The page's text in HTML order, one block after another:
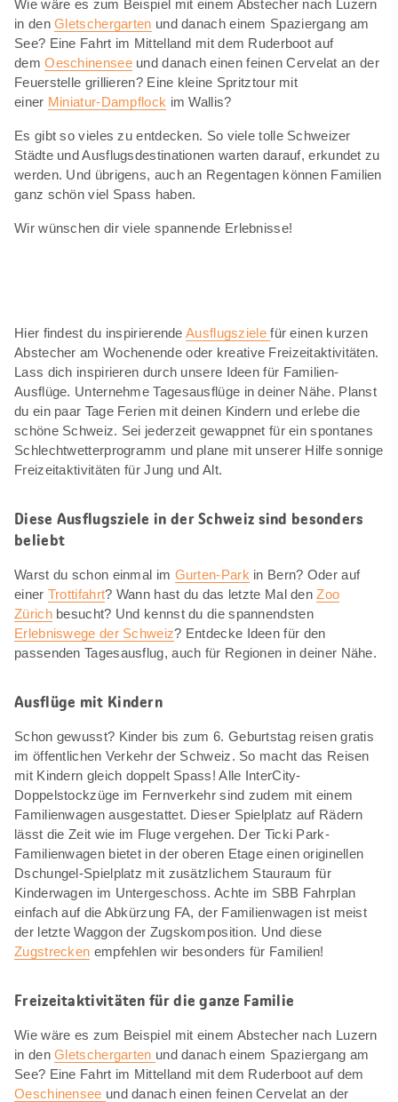
Wie wäre es zum Beispiel mit einem Abstecher nach Luzern
in denGletschergarten und danach einem Spaziergang am
See? Eine Fahrt im Mittelland mit dem Ruderboot auf
demOeschinenseeund danach einen feinen Cervelat an der
Feuerstelle grillieren? Eine kleine Spritztour mit
einer Miniatur-Dampflock im Wallis?
Es gibt so vieles zu entdecken. So viele tolle Schweizer
Städte und Ausflugsdestinationen warten darauf, erkundet zu
werden. Und übrigens, auch an Regentagen können Familien
ganz schön viel Spass haben.
Wir wünschen dir viele spannende Erlebnisse!
Hier findest du inspirierendeAusflugszielefür einen kurzen
Abstecher am Wochenende oder kreative Freizeitaktivitäten.
Lass dich inspirieren durch unsere Ideen für Familien-
Ausflüge. Unternehme Tagesausflüge in deiner Nähe. Planst
du ein paar Tage Ferien mit deinen Kindern und erlebe die
schöne Schweiz. Sei jederzeit gewappnet für ein spontanes
Schlechtwetterprogramm und plane mit unserer Hilfe sonnige
Freizeitaktivitäten für Jung und Alt.
Diese Ausflugsziele in der Schweiz sind besonders
beliebt
Warst du schon einmal im Gurten-Park in Bern? Oder auf
einer Trottifahrt? Wann hast du das letzte Mal denZoo
Zürichbesucht? Und kennst du die spannendsten
Erlebniswege der Schweiz? Entdecke Ideen für den
passenden Tagesausflug, auch für Regionen in deiner Nähe.
Ausflüge mit Kindern
Schon gewusst? Kinder bis zum 6. Geburtstag reisen gratis
im öffentlichen Verkehr der Schweiz. So macht das Reisen
mit Kindern gleich doppelt Spass! Alle InterCity-
Doppelstockzüge im Fernverkehr sind zudem mit einem
Familienwagen ausgestattet. Dieser Spielplatz auf Rädern
lässt die Zeit wie im Fluge vergehen. Der Ticki Park-
Familienwagen bietet in der oberen Etage einen originellen
Dschungel-Spielplatz mit zusätzlichem Stauraum für
Kinderwagen im Untergeschoss. Achte im SBB Fahrplan
einfach auf die Abkürzung FA, der Familienwagen ist meist
der letzte Waggon der Zugskomposition. Und diese
Zugstrecken empfehlen wir besonders für Familien!
Freizeitaktivitäten für die ganze Familie
Wie wäre es zum Beispiel mit einem Abstecher nach Luzern
in denGletschergarten und danach einem Spaziergang am
See? Eine Fahrt im Mittelland mit dem Ruderboot auf dem
Oeschinensee und danach einen feinen Cervelat an der